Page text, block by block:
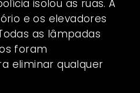
isolou as ruas. A
e os elevadores
as lâmpadas
foram
eliminar qualquer